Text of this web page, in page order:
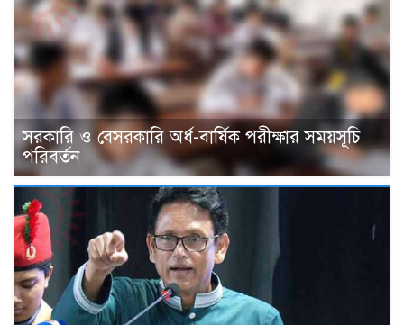
সরকারি ও বেসরকারি অর্ধ-বার্ষিক পরীক্ষার সময়সূচি
পরিবর্তন